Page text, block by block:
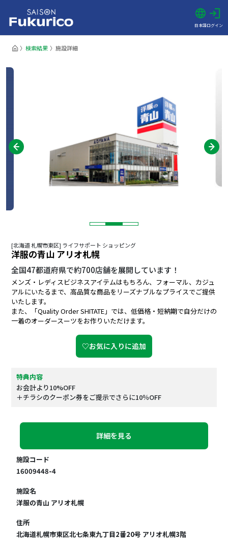
日本語ログイン
検索結果 施設詳細
[北海道 札幌市東区] ライフサポート ショッピング
洋服の青山 アリオ札幌
全国47都道府県で約700店舗を展開しています！
メンズ・レディスビジネスアイテムはもちろん、フォーマル、カジュ
アルにいたるまで、高品質な商品をリーズナブルなプライスでご提供
いたします。
また、「Quality Order SHITATE」では、低価格・短納期で自分だけの
一着のオーダースーツをお作りいただけます。
♡お気に入りに追加
特典内容
お会計より10%OFF
＋チラシのクーポン券をご提示でさらに10％OFF
詳細を見る
施設コード
16009448-4
施設名
洋服の青山 アリオ札幌
住所
北海道札幌市東区北七条東九丁目2番20号 アリオ札幌3階